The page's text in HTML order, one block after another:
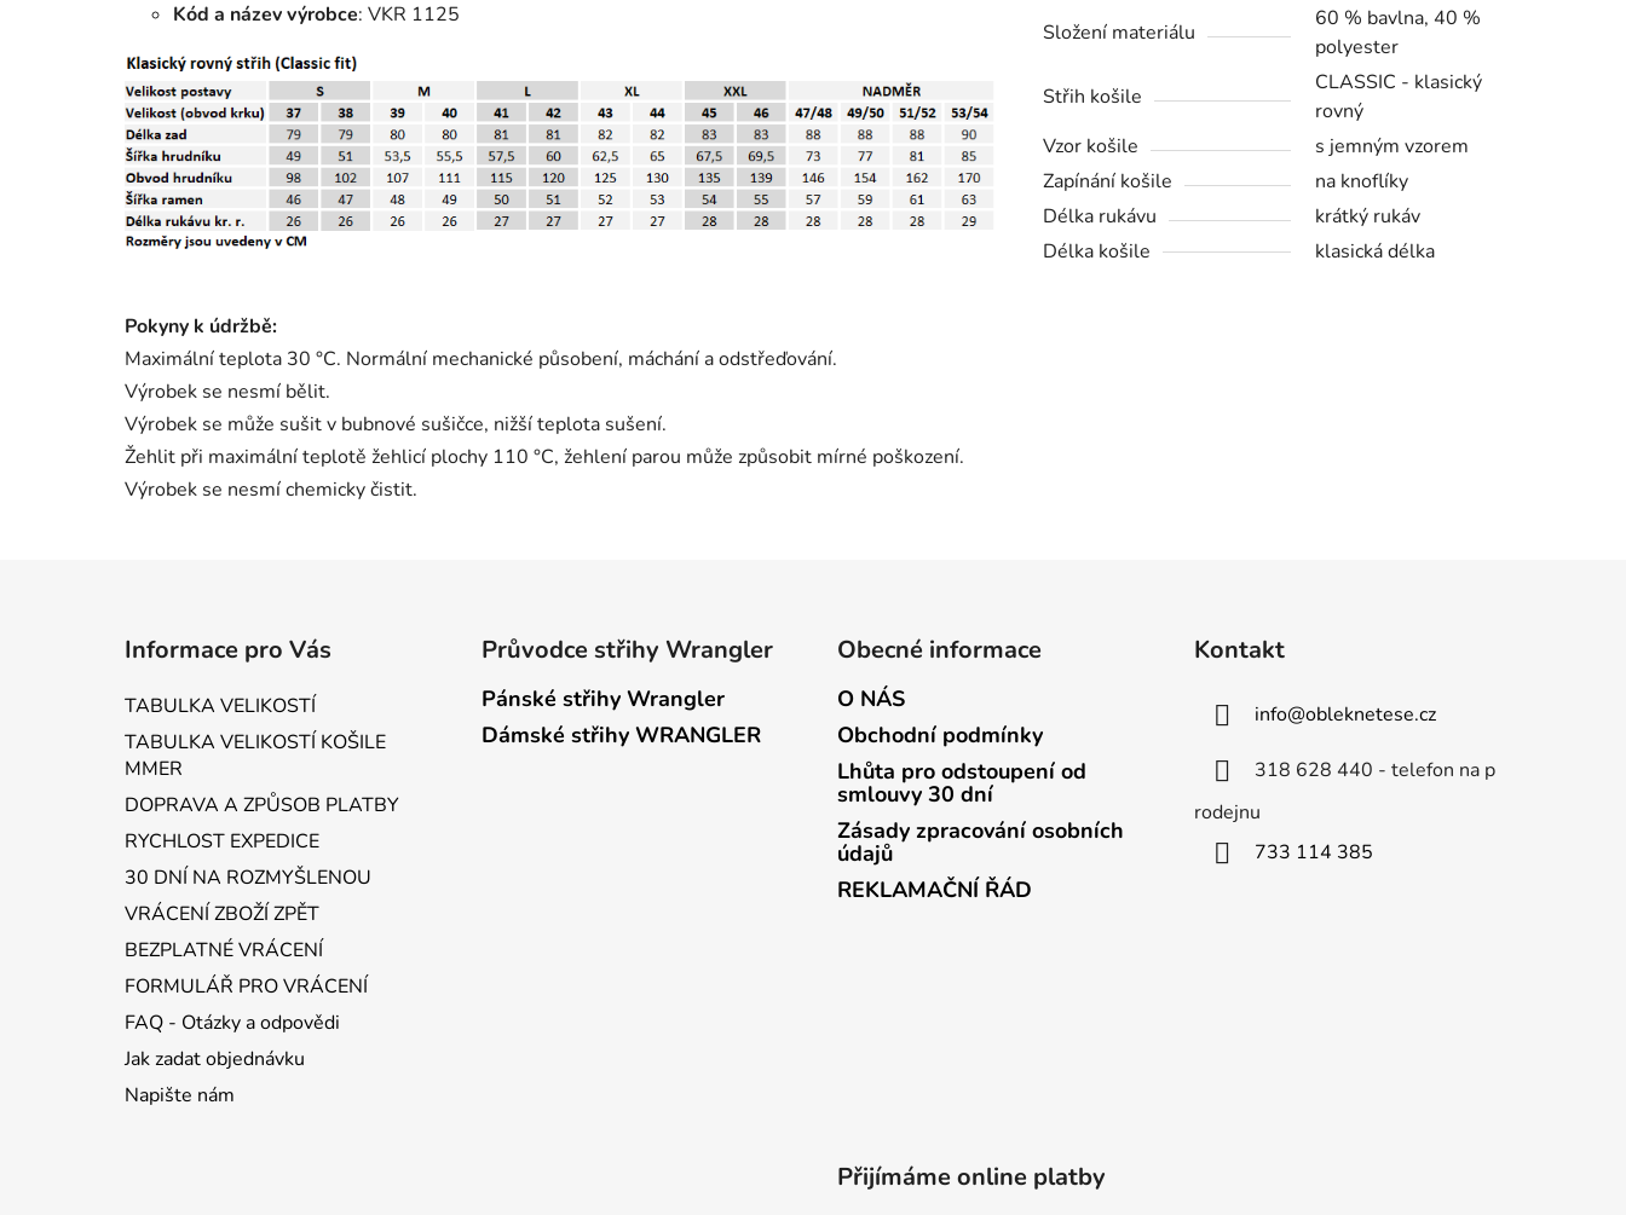
Kód a název výrobce: VKR 1125
Pokyny k údržbě:
Maximální teplota 30 °C. Normální mechanické působení, máchání a odstřeďování.
Výrobek se nesmí bělit.
Výrobek se může sušit v bubnové sušičce, nižší teplota sušení.
Žehlit při maximální teplotě žehlicí plochy 110 °C, žehlení parou může způsobit mírné poškození.
Výrobek se nesmí chemicky čistit.
Složení materiálu
60 % bavlna, 40 %
polyester
Střih košile
CLASSIC - klasický
rovný
Vzor košile
s jemným vzorem
Zapínání košile
na knoflíky
Délka rukávu
krátký rukáv
Délka košile
klasická délka
Informace pro Vás
TABULKA VELIKOSTÍ
TABULKA VELIKOSTÍ KOŠILE
MMER
DOPRAVA A ZPŮSOB PLATBY
RYCHLOST EXPEDICE
30 DNÍ NA ROZMYŠLENOU
VRÁCENÍ ZBOŽÍ ZPĚT
BEZPLATNÉ VRÁCENÍ
FORMULÁŘ PRO VRÁCENÍ
FAQ - Otázky a odpovědi
Jak zadat objednávku
Napište nám
Průvodce střihy Wrangler
Pánské střihy Wrangler
Dámské střihy WRANGLER
Obecné informace
O NÁS
Obchodní podmínky
Lhůta pro odstoupení od
smlouvy 30 dní
Zásady zpracování osobních
údajů
REKLAMAČNÍ ŘÁD
Kontakt
info@obleknetese.cz
318 628 440 - telefon na p
rodejnu
733 114 385
Přijímáme online platby